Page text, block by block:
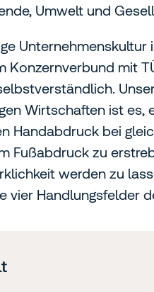
Umwelt und
Unternehmenskultur
Konzernverbund mit
Wirtschaften ist es,
Handabdruck bei
Fußabdruck zu
werden zu
vier Handlungsfelder